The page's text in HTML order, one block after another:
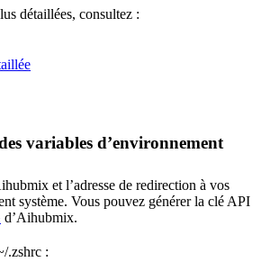
détaillées, consultez :
variables d’environnement
et l’adresse de redirection à vos
système. Vous pouvez générer la clé API
d’Aihubmix.
.zshrc :